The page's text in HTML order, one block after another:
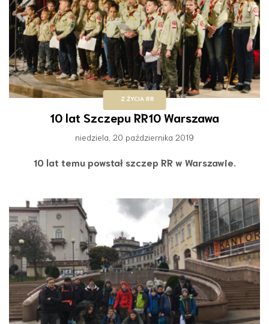
Z ŻYCIA RR
10 lat Szczepu RR10 Warszawa
niedziela, 20 października 2019
10 lat temu powstał szczep RR w Warszawie.